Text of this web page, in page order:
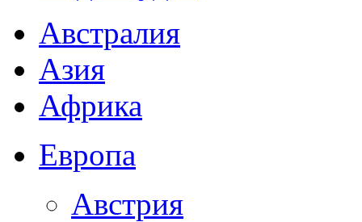
Австралия
Азия
Африка
Европа
Австрия